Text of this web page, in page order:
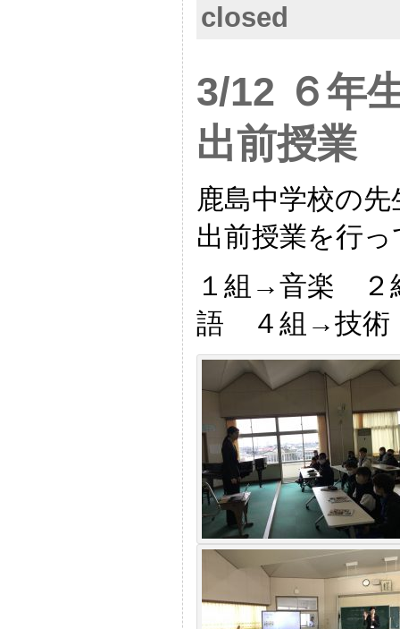
closed
3/12 ６年
出前授業
鹿島中学校の
出前授業を行
１組→音楽
語 ４組→技術